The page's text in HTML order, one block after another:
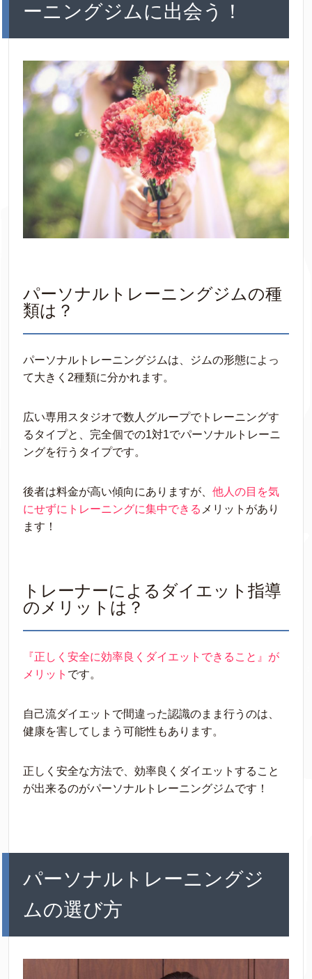
ーニングジムに出会う！
パーソナルトレーニングジムの種
類は？
パーソナルトレーニングジムは、ジムの形態によっ
て大きく2種類に分かれます。
広い専用スタジオで数人グループでトレーニングす
るタイプと、完全個での1対1でパーソナルトレーニ
ングを行うタイプです。
後者は料金が高い傾向にありますが、 他人の目を気
にせずにトレーニングに集中できる メリットがあり
ます！
トレーナーによるダイエット指導
のメリットは？
『正しく安全に効率良くダイエットできること』が
メリット です。
自己流ダイエットで間違った認識のまま行うのは、
健康を害してしまう可能性もあります。
正しく安全な方法で、効率良くダイエットすること
が出来るのがパーソナルトレーニングジムです！
パーソナルトレーニングジ
ムの選び方